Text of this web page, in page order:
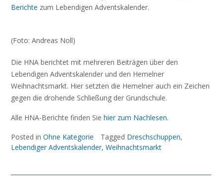
Berichte zum Lebendigen Adventskalender.
(Foto: Andreas Noll)
Die HNA berichtet mit mehreren Beiträgen über den
Lebendigen Adventskalender und den Hemelner
Weihnachtsmarkt. Hier setzten die Hemelner auch ein Zeichen
gegen die drohende Schließung der Grundschule.
Alle HNA-Berichte finden Sie hier zum Nachlesen.
Posted in Ohne Kategorie Tagged Dreschschuppen,
Lebendiger Adventskalender, Weihnachtsmarkt